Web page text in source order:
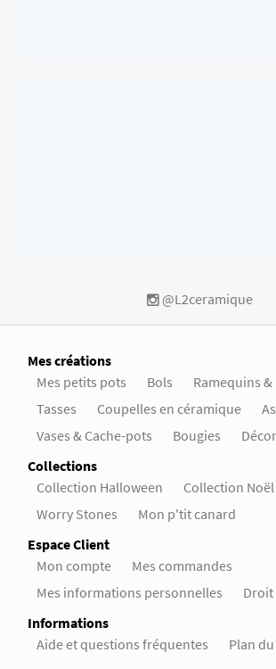
@L2ceramique
Mes créations
Mes petits pots
Bols
Ramequins
Tasses
Coupelles en céramique
Vases & Cache-pots
Bougies
Collections
Collection Halloween
Collection Noël
Worry Stones
Mon p'tit canard
Espace Client
Mon compte
Mes commandes
Mes informations personnelles
Informations
Aide et questions fréquentes
Plan